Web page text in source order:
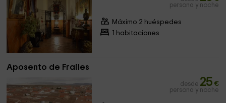
persona y noche
Máximo 2 huéspedes
1 habitaciones
Aposento de Frailes
desde 25 €
persona y noche